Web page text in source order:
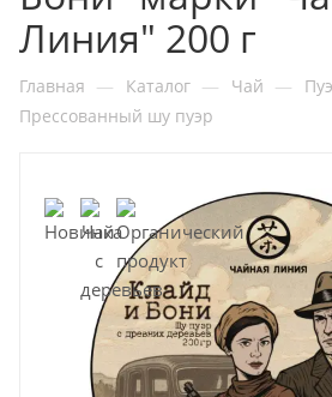
Линия" 200 г
Главная — Каталог — Чай —
Прессованный шу пуэр